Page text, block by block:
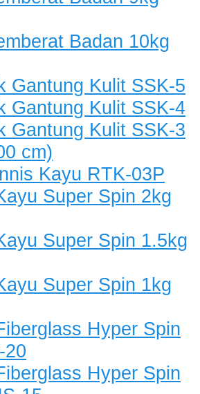
Badan 10kg
Gantung Kulit SSK-5
Gantung Kulit SSK-4
Gantung Kulit SSK-3
cm)
Kayu RTK-03P
Super Spin 2kg
Super Spin 1.5kg
Super Spin 1kg
Hyper Spin
20
Hyper Spin